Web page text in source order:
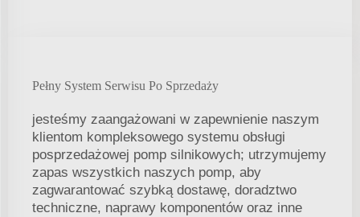
Pełny System Serwisu Po Sprzedaży
jesteśmy zaangażowani w zapewnienie naszym
klientom kompleksowego systemu obsługi
posprzedażowej pomp silnikowych; utrzymujemy
zapas wszystkich naszych pomp, aby
zagwarantować szybką dostawę, doradztwo
techniczne, naprawy komponentów oraz inne